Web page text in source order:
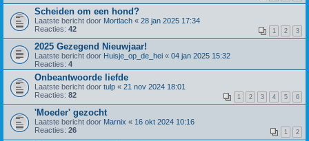
Scheiden om een hond?
Laatste bericht door Mortlach « 28 jan 2025 17:34
Reacties: 42 1 2 3
2025 Gezegend Nieuwjaar!
Laatste bericht door Huisje_op_de_hei « 04 jan 2025 15:32
Reacties: 4
Onbeantwoorde liefde
Laatste bericht door tulp « 21 nov 2024 18:01
Reacties: 82 1 2 3 4 5 6
'Moeder' gezocht
Laatste bericht door Marnix « 16 okt 2024 10:16
Reacties: 26 1 2